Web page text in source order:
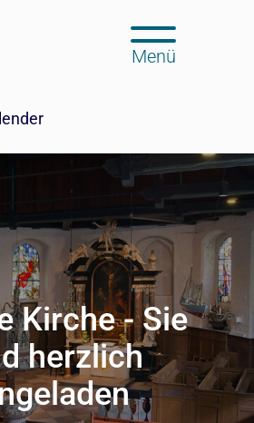
Menü
Kirche - Sie
herzlich